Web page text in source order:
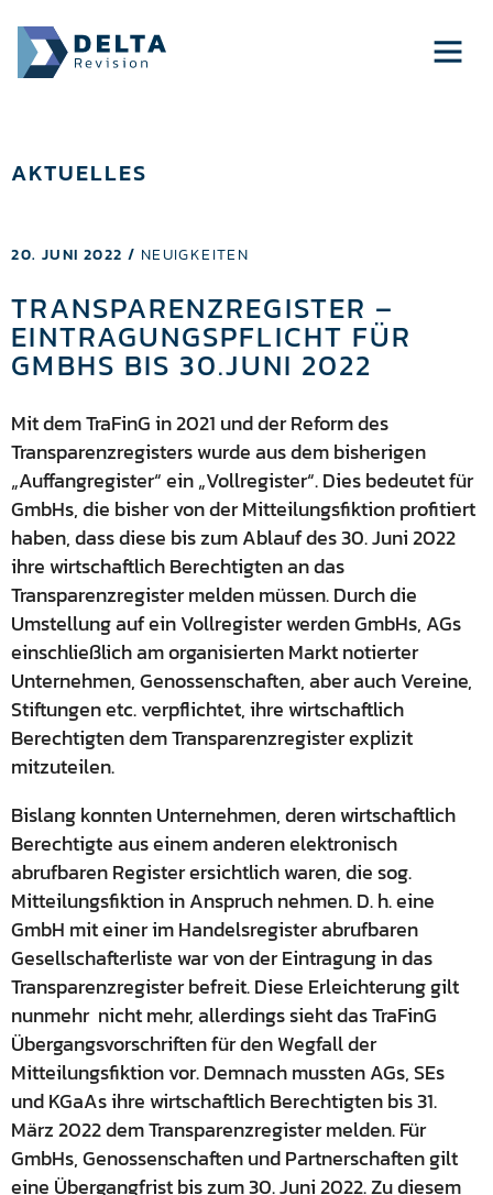
AKTUELLES
20. JUNI 2022 / NEUIGKEITEN
TRANSPARENZREGISTER –
EINTRAGUNGSPFLICHT FÜR
GMBHS BIS 30.JUNI 2022
Mit dem TraFinG in 2021 und der Reform des
Transparenzregisters wurde aus dem bisherigen
„Auffangregister“ ein „Vollregister“. Dies bedeutet für
GmbHs, die bisher von der Mitteilungsfiktion profitiert
haben, dass diese bis zum Ablauf des 30. Juni 2022
ihre wirtschaftlich Berechtigten an das
Transparenzregister melden müssen. Durch die
Umstellung auf ein Vollregister werden GmbHs, AGs
einschließlich am organisierten Markt notierter
Unternehmen, Genossenschaften, aber auch Vereine,
Stiftungen etc. verpflichtet, ihre wirtschaftlich
Berechtigten dem Transparenzregister explizit
mitzuteilen.
Bislang konnten Unternehmen, deren wirtschaftlich
Berechtigte aus einem anderen elektronisch
abrufbaren Register ersichtlich waren, die sog.
Mitteilungsfiktion in Anspruch nehmen. D. h. eine
GmbH mit einer im Handelsregister abrufbaren
Gesellschafterliste war von der Eintragung in das
Transparenzregister befreit. Diese Erleichterung gilt
nunmehr nicht mehr, allerdings sieht das TraFinG
Übergangsvorschriften für den Wegfall der
Mitteilungsfiktion vor. Demnach mussten AGs, SEs
und KGaAs ihre wirtschaftlich Berechtigten bis 31.
März 2022 dem Transparenzregister melden. Für
GmbHs, Genossenschaften und Partnerschaften gilt
eine Übergangfrist bis zum 30. Juni 2022. Zu diesem